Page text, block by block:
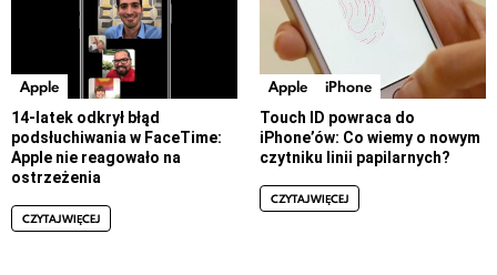
Apple
14-latek odkrył błąd
podsłuchiwania w FaceTime:
Apple nie reagowało na
ostrzeżenia
CZYTAJ WIĘCEJ
Apple iPhone
Touch ID powraca do
iPhone’ów: Co wiemy o nowym
czytniku linii papilarnych?
CZYTAJ WIĘCEJ